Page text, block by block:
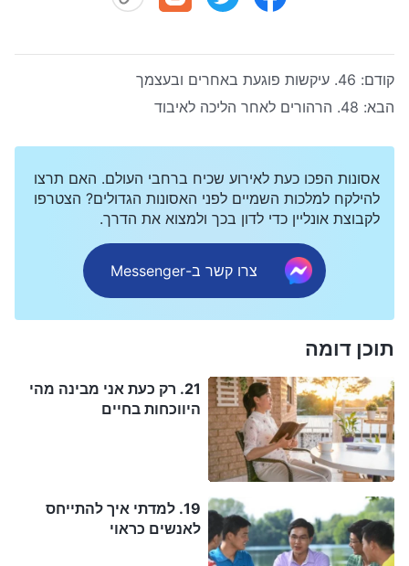
קודם: 46. עיקשות פוגעת באחרים ובעצמך
הבא: 48. הרהורים לאחר הליכה לאיבוד
אסונות הפכו כעת לאירוע שכיח ברחבי העולם. האם תרצו
להילקח למלכות השמיים לפני האסונות הגדולים? הצטרפו
לקבוצת אונליין כדי לדון בכך ולמצוא את הדרך.
צרו קשר ב-Messenger
תוכן דומה
21. רק כעת אני מבינה מהי
היווכחות בחיים
19. למדתי איך להתייחס
לאנשים כראוי